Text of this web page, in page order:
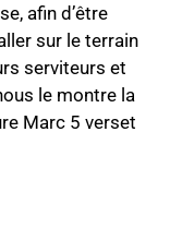
afin d’être
sur le terrain
serviteurs et
le montre la
Marc 5 verset